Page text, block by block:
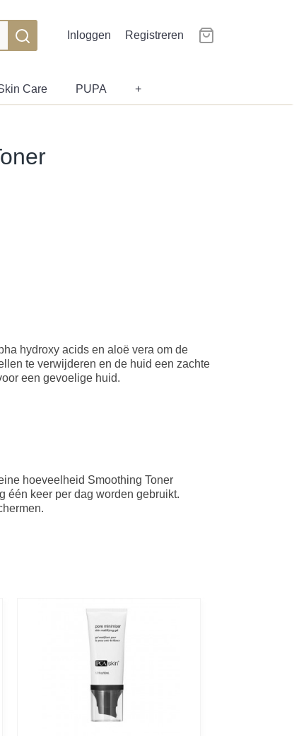
Inloggen Registreren
Care PUPA +
hydroxy acids en aloë vera om de
te verwijderen en de huid een zachte
een gevoelige huid.
hoeveelheid Smoothing Toner
één keer per dag worden gebruikt.